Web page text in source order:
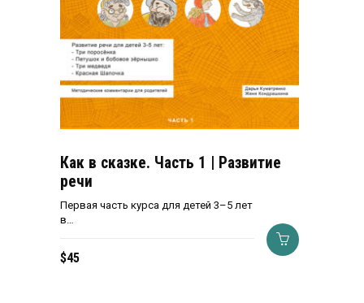
Как в сказке. Часть 1 | Развитие
речи
Первая часть курса для детей 3–5 лет
в…
$45